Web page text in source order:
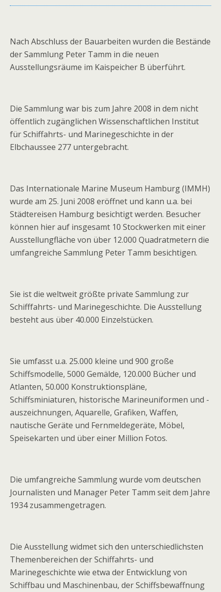
Nach Abschluss der Bauarbeiten wurden die Bestände
der Sammlung Peter Tamm in die neuen
Ausstellungsräume im Kaispeicher B überführt.
Die Sammlung war bis zum Jahre 2008 in dem nicht
öffentlich zugänglichen Wissenschaftlichen Institut
für Schiffahrts- und Marinegeschichte in der
Elbchaussee 277 untergebracht.
Das Internationale Marine Museum Hamburg (IMMH)
wurde am 25. Juni 2008 eröffnet und kann u.a. bei
Städtereisen Hamburg besichtigt werden. Besucher
können hier auf insgesamt 10 Stockwerken mit einer
Ausstellungfläche von über 12.000 Quadratmetern die
umfangreiche Sammlung Peter Tamm besichtigen.
Sie ist die weltweit größte private Sammlung zur
Schifffahrts- und Marinegeschichte. Die Ausstellung
besteht aus über 40.000 Einzelstücken.
Sie umfasst u.a. 25.000 kleine und 900 große
Schiffsmodelle, 5000 Gemälde, 120.000 Bücher und
Atlanten, 50.000 Konstruktionspläne,
Schiffsminiaturen, historische Marineuniformen und -
auszeichnungen, Aquarelle, Grafiken, Waffen,
nautische Geräte und Fernmeldegeräte, Möbel,
Speisekarten und über einer Million Fotos.
Die umfangreiche Sammlung wurde vom deutschen
Journalisten und Manager Peter Tamm seit dem Jahre
1934 zusammengetragen.
Die Ausstellung widmet sich den unterschiedlichsten
Themenbereichen der Schiffahrts- und
Marinegeschichte wie etwa der Entwicklung von
Schiffbau und Maschinenbau, der Schiffsbewaffnung